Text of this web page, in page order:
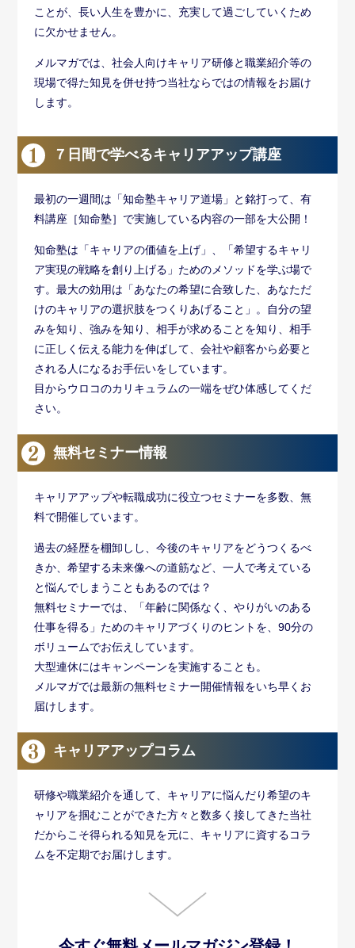
ことが、長い人生を豊かに、充実して過ごしていくため
に欠かせません。
メルマガでは、社会人向けキャリア研修と職業紹介等の
現場で得た知見を併せ持つ当社ならではの情報をお届け
します。
７日間で学べるキャリアアップ講座
最初の一週間は「知命塾キャリア道場」と銘打って、有
料講座［知命塾］で実施している内容の一部を大公開！
知命塾は「キャリアの価値を上げ」、「希望するキャリ
ア実現の戦略を創り上げる」ためのメソッドを学ぶ場で
す。最大の効用は「あなたの希望に合致した、あなただ
けのキャリアの選択肢をつくりあげること」。自分の望
みを知り、強みを知り、相手が求めることを知り、相手
に正しく伝える能力を伸ばして、会社や顧客から必要と
される人になるお手伝いをしています。
目からウロコのカリキュラムの一端をぜひ体感してくだ
さい。
無料セミナー情報
キャリアアップや転職成功に役立つセミナーを多数、無
料で開催しています。
過去の経歴を棚卸しし、今後のキャリアをどうつくるべ
きか、希望する未来像への道筋など、一人で考えている
と悩んでしまうこともあるのでは？
無料セミナーでは、「年齢に関係なく、やりがいのある
仕事を得る」ためのキャリアづくりのヒントを、90分の
ボリュームでお伝えしています。
大型連休にはキャンペーンを実施することも。
メルマガでは最新の無料セミナー開催情報をいち早くお
届けします。
キャリアアップコラム
研修や職業紹介を通して、キャリアに悩んだり希望のキ
ャリアを掴むことができた方々と数多く接してきた当社
だからこそ得られる知見を元に、キャリアに資するコラ
ムを不定期でお届けします。